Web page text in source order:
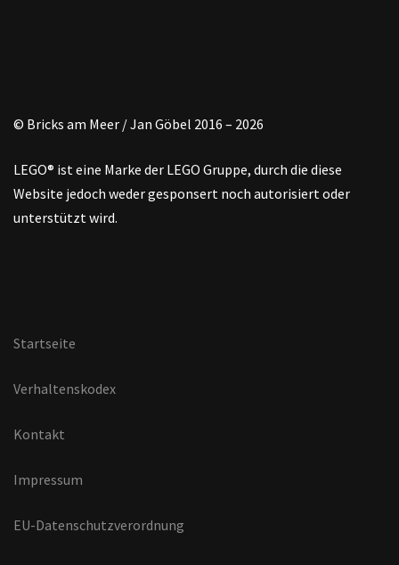
© Bricks am Meer / Jan Göbel 2016 – 2026
LEGO® ist eine Marke der LEGO Gruppe, durch die diese
Website jedoch weder gesponsert noch autorisiert oder
unterstützt wird.
Startseite
Verhaltenskodex
Kontakt
Impressum
EU-Datenschutzverordnung